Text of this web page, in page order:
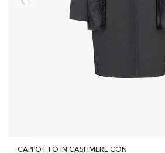
CAPPOTTO IN CASHMERE CON